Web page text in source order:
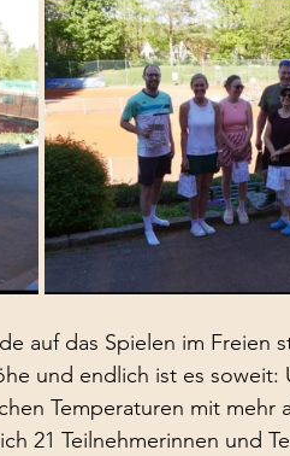
auf das Spielen im Freien
und endlich ist es soweit:
Temperaturen mit mehr
21 Teilnehmerinnen und